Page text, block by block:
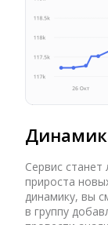
Сервис
прироста
динамику, вы
в группу